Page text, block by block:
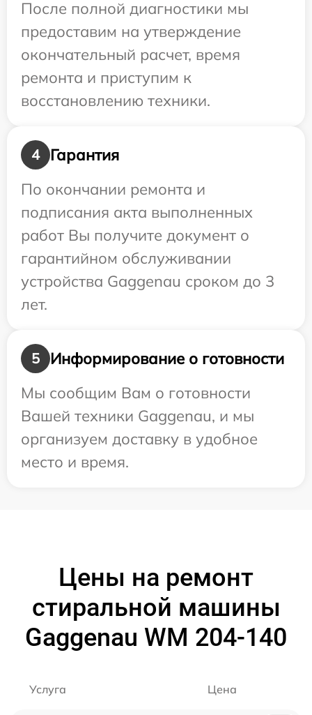
После полной диагностики мы
предоставим на утверждение
окончательный расчет, время
ремонта и приступим к
восстановлению техники.
4
Гарантия
По окончании ремонта и
подписания акта выполненных
работ Вы получите документ о
гарантийном обслуживании
устройства Gaggenau сроком до 3
лет.
5
Информирование о готовности
Мы сообщим Вам о готовности
Вашей техники Gaggenau, и мы
организуем доставку в удобное
место и время.
Цены на ремонт
стиральной машины
Gaggenau WM 204-140
Услуга Цена